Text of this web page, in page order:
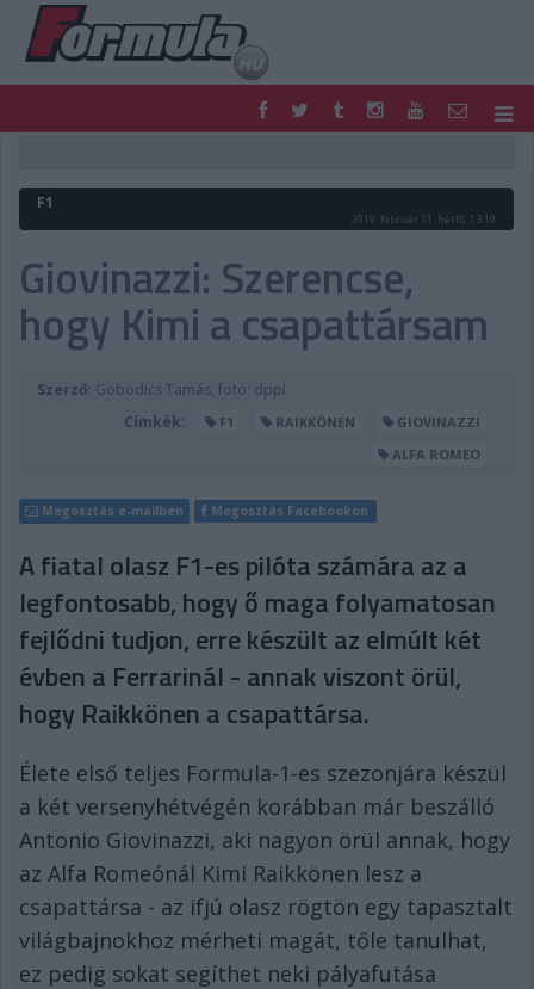
FORMULA
MOTOR
PODCAST
SHOP
LIVE
TIPPJÁTÉK
DIGITÁLIS MAGAZIN
PONTÁLLÁSOK
F1
2019. február 11. hétfő, 13:10
Giovinazzi: Szerencse,
hogy Kimi a csapattársam
Szerző: Gobodics Tamás, fotó: dppi
Címkék:
F1 RAIKKÖNEN
GIOVINAZZI
ALFA ROMEO
Megosztás e-mailben Megosztás Facebookon
A fiatal olasz F1-es pilóta számára az a
legfontosabb, hogy ő maga folyamatosan
fejlődni tudjon, erre készült az elmúlt két
évben a Ferrarinál - annak viszont örül,
hogy Raikkönen a csapattársa.
Élete első teljes Formula-1-es szezonjára készül
a két versenyhétvégén korábban már beszálló
Antonio Giovinazzi, aki nagyon örül annak, hogy
az Alfa Romeónál Kimi Raikkönen lesz a
csapattársa - az ifjú olasz rögtön egy tapasztalt
világbajnokhoz mérheti magát, tőle tanulhat,
ez pedig sokat segíthet neki pályafutása